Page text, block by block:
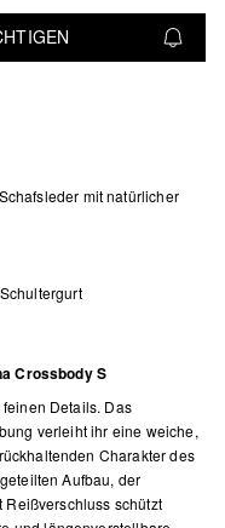
mit natürlicher
Crossbody S
Details. Das
verleiht ihr eine weiche,
Charakter des
Aufbau, der
Reißverschluss schützt